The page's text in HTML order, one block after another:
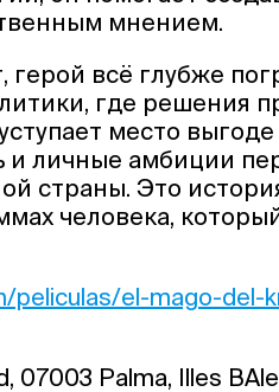
мнением.
герой всё глубже
где решения
место выгоде
и личные амбиции
страны. Это
человека,
peliculas/el-mago-del-
07003 Palma, Illes